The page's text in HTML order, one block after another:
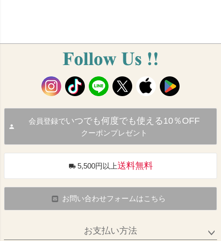
会員登録でいつでも何度でも使える10％OFF
クーポンプレゼント
5,500円以上送料無料
お問い合わせフォームはこちら
お支払い方法